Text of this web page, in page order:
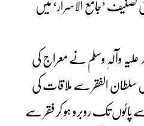
تصنیف ’جامع الاسرار‘ میں
وآلہٖ وسلم نے معراج کی
الفقر سے ملاقات کی
پائوں تک روبرو ہو کر فقر سے